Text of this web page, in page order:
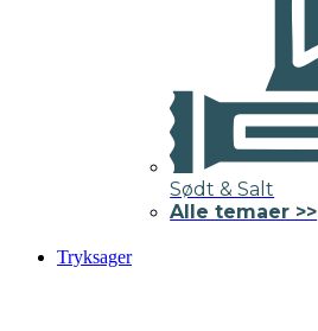
Sødt & Salt
Alle temaer >>
Tryksager